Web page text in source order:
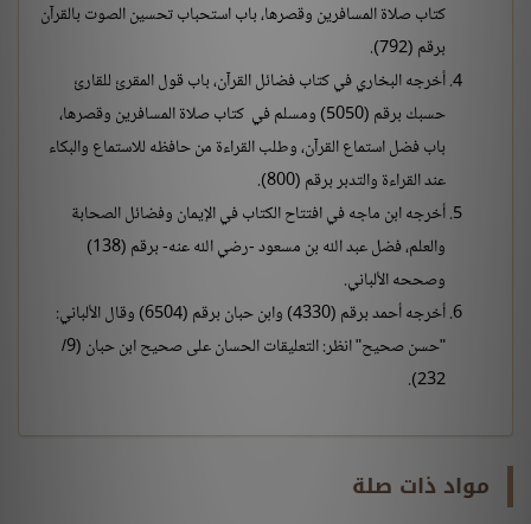
كتاب صلاة المسافرين وقصرها، باب استحباب تحسين الصوت بالقرآن
برقم (792).
أخرجه البخاري في كتاب فضائل القرآن، باب قول المقرئ للقارئ
حسبك برقم (5050) ومسلم في كتاب صلاة المسافرين وقصرها،
باب فضل استماع القرآن، وطلب القراءة من حافظه للاستماع والبكاء
عند القراءة والتدبر برقم (800).
أخرجه ابن ماجه في افتتاح الكتاب في الإيمان وفضائل الصحابة
والعلم، فضل عبد الله بن مسعود -رضي الله عنه- برقم (138)
وصححه الألباني.
أخرجه أحمد برقم (4330) وابن حبان برقم (6504) وقال الألباني:
"حسن صحيح" انظر: التعليقات الحسان على صحيح ابن حبان (9/
232).
مواد ذات صلة